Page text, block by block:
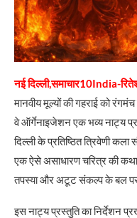
नई दिल्ली,समाचार10India-
मानवीय मूल्यों की गहराई को
वे ऑर्गेनाइजेशन एक भव्य नाट्य
दिल्ली के प्रतिष्ठित त्रिवेणी
एक ऐसे असाधारण चरित्र की
तपस्या और अटूट संकल्प के बल पर
इस नाट्य प्रस्तुति का निर्देशन